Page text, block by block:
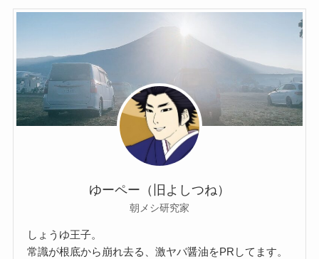
ゆーペー（旧よしつね）
朝メシ研究家
しょうゆ王子。
常識が根底から崩れ去る、激ヤバ醤油をPRしてます。